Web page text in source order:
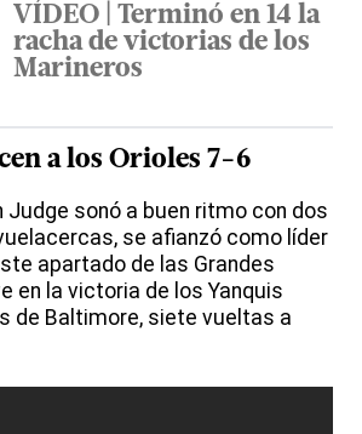
VÍDEO | Terminó en 14 la
racha de victorias de los
Marineros
a los Orioles 7-6
Judge sonó a buen ritmo con dos
se afianzó como líder
apartado de las Grandes
en la victoria de los Yanquis
de Baltimore, siete vueltas a